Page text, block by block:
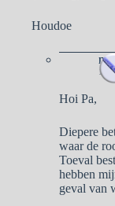
Houdoe
16
Hoi Pa,
Diepere
waar de
Toeval
hebben
geval van